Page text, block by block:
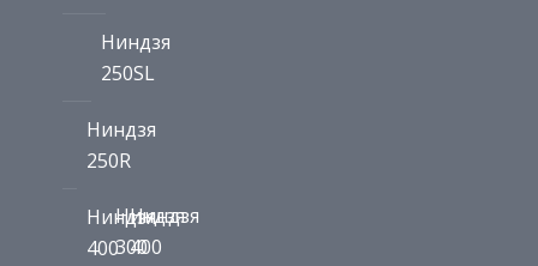
Ниндзя
250SL
Ниндзя
250R
Ниндзя
400
Ниндзя
300
Ниндзя
400